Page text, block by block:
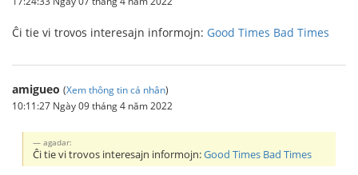
Ĉi tie vi trovos interesajn informojn: Good Times Bad Times
amigueo (Xem thông tin cá nhân)
10:11:27 Ngày 09 tháng 4 năm 2022
agadar:
Ĉi tie vi trovos interesajn informojn:Good Times Bad Times